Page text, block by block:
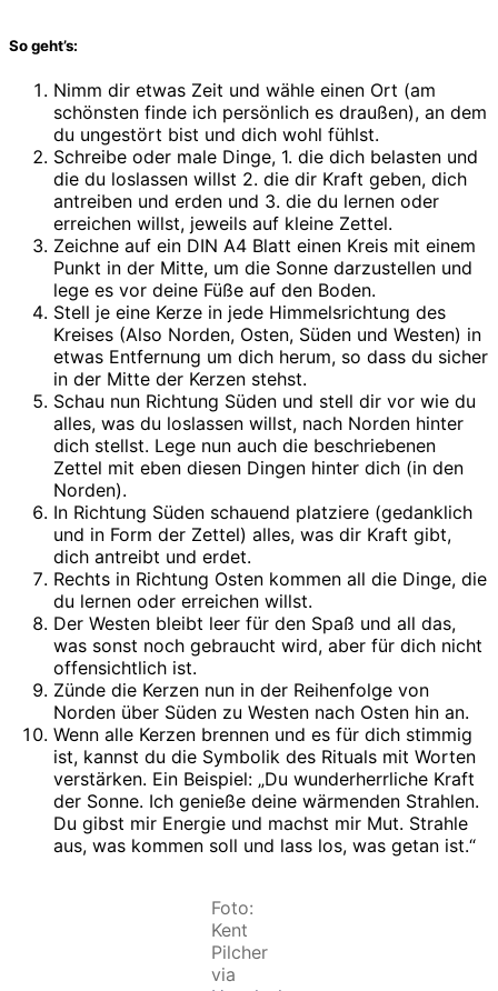
So geht’s:
Nimm dir etwas Zeit und wähle einen Ort (am
schönsten finde ich persönlich es draußen), an dem
du ungestört bist und dich wohl fühlst.
Schreibe oder male Dinge, 1. die dich belasten und
die du loslassen willst 2. die dir Kraft geben, dich
antreiben und erden und 3. die du lernen oder
erreichen willst, jeweils auf kleine Zettel.
Zeichne auf ein DIN A4 Blatt einen Kreis mit einem
Punkt in der Mitte, um die Sonne darzustellen und
lege es vor deine Füße auf den Boden.
Stell je eine Kerze in jede Himmelsrichtung des
Kreises (Also Norden, Osten, Süden und Westen) in
etwas Entfernung um dich herum, so dass du sicher
in der Mitte der Kerzen stehst.
Schau nun Richtung Süden und stell dir vor wie du
alles, was du loslassen willst, nach Norden hinter
dich stellst. Lege nun auch die beschriebenen
Zettel mit eben diesen Dingen hinter dich (in den
Norden).
In Richtung Süden schauend platziere (gedanklich
und in Form der Zettel) alles, was dir Kraft gibt,
dich antreibt und erdet.
Rechts in Richtung Osten kommen all die Dinge, die
du lernen oder erreichen willst.
Der Westen bleibt leer für den Spaß und all das,
was sonst noch gebraucht wird, aber für dich nicht
offensichtlich ist.
Zünde die Kerzen nun in der Reihenfolge von
Norden über Süden zu Westen nach Osten hin an.
Wenn alle Kerzen brennen und es für dich stimmig
ist, kannst du die Symbolik des Rituals mit Worten
verstärken. Ein Beispiel: „Du wunderherrliche Kraft
der Sonne. Ich genieße deine wärmenden Strahlen.
Du gibst mir Energie und machst mir Mut. Strahle
aus, was kommen soll und lass los, was getan ist.“
Foto:
Kent
Pilcher
via